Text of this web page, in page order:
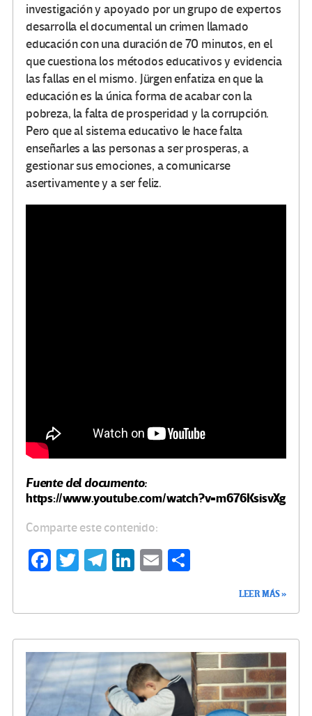
investigación y apoyado por un grupo de expertos
desarrolla el documental un crimen llamado
educación con una duración de 70 minutos, en el
que cuestiona los métodos educativos y evidencia
las fallas en el mismo. Jürgen enfatiza en que la
educación es la única forma de acabar con la
pobreza, la falta de prosperidad y la corrupción.
Pero que al sistema educativo le hace falta
enseñarles a las personas a ser prosperas, a
gestionar sus emociones, a comunicarse
asertivamente y a ser feliz.
Fuente del documento:
https://www.youtube.com/watch?v=m676KsisvXg
Comparte este contenido:
Fa
o
k
T
Te
m
Li
n
E
ar
tir
LEER MÁS »